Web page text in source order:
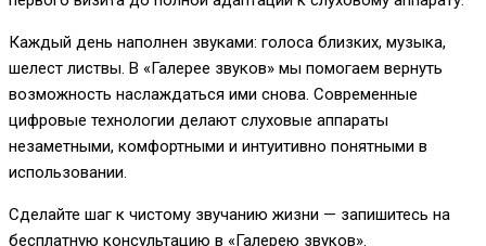
Каждый день наполнен звуками: голоса близких, музыка,
шелест листвы. В «Галерее звуков» мы помогаем вернуть
возможность наслаждаться ими снова. Современные
цифровые технологии делают слуховые аппараты
незаметными, комфортными и интуитивно понятными в
использовании.
Сделайте шаг к чистому звучанию жизни — запишитесь на
бесплатную консультацию в «Галерею звуков».